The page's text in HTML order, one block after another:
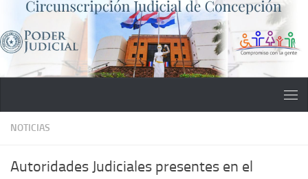
Saltar al contenido
NOTICIAS
Autoridades Judiciales presentes en el